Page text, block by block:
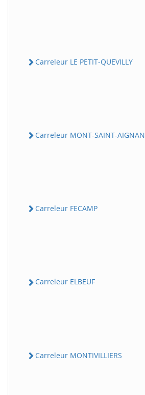
Carreleur LE PETIT-QUEVILLY
Carreleur MONT-SAINT-AIGNAN
Carreleur FECAMP
Carreleur ELBEUF
Carreleur MONTIVILLIERS